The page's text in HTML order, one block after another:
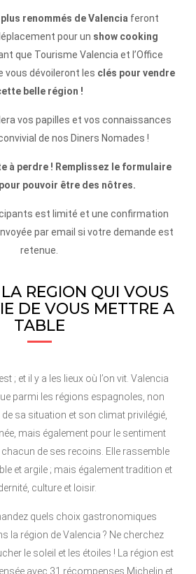
renommés de Valencia feront
pour un show cooking
que Tourisme Valencia et l’Office
vous dévoileront les clés pour vendre
belle région !
vos papilles et vos connaissances
de nos Diners Nomades !
à perdre ! Remplissez le formulaire
pouvoir être des nôtres.
est limité et une confirmation
par email si votre demande est
retenue.
REGION QUI VOUS
DE VOUS METTRE A
TABLE
; et il y a les lieux où l’on vit. Valencia
parmi les régions espagnoles, non
sa situation et son climat privilégié,
mais également pour le sentiment
de ses recoins. Elle rassemble
et argile ; mais également tradition et
culture et loisir.
quels choix gastronomiques
la région de Valencia ? Ne cherchez
le soleil et les étoiles ! La région est
avec 31 récompenses Michelin et